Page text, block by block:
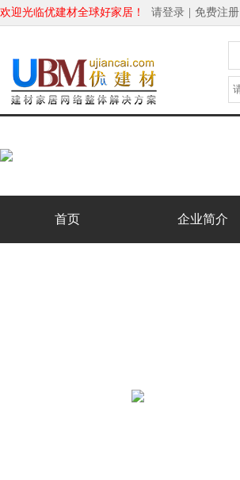
欢迎光临优建材全球好家居！ 请登录 免费注册
首页 企业简介